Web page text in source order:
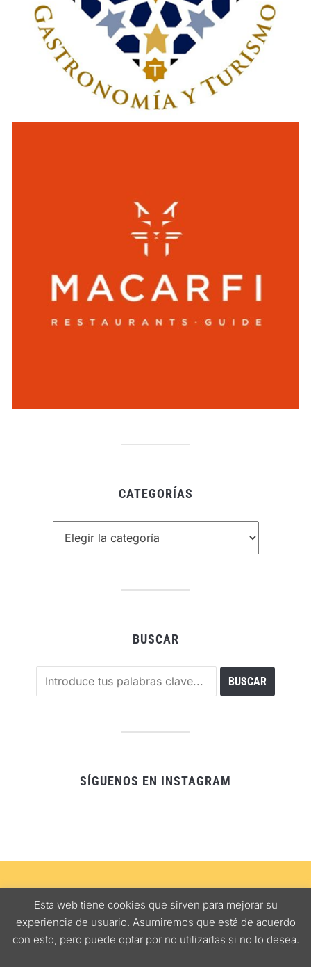
CATEGORÍAS
BUSCAR
SÍGUENOS EN INSTAGRAM
Esta web tiene cookies que sirven para mejorar su
experiencia de usuario. Asumiremos que está de acuerdo
con esto, pero puede optar por no utilizarlas si no lo desea.